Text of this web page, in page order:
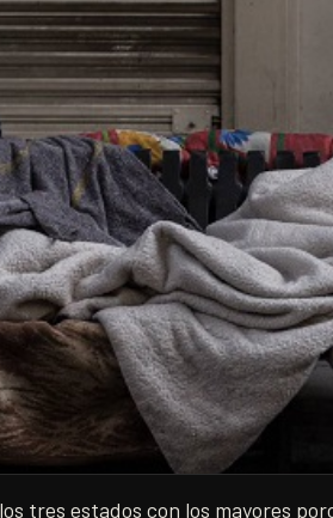
tres estados con los mayores